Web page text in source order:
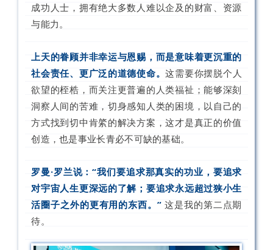
成功人士，拥有绝大多数人难以企及的财富、资源
与能力。
上天的眷顾并非幸运与恩赐，而是意味着更沉重的
社会责任、更广泛的道德使命。这需要你摆脱个人
欲望的桎梏，而关注更普遍的人类福祉；能够深刻
洞察人间的苦难，切身感知人类的困境，以自己的
方式找到切中肯綮的解决方案，这才是真正的价值
创造，也是事业长青必不可缺的基础。
罗曼·罗兰说：“我们要追求那真实的功业，要追求
对宇宙人生更深远的了解；要追求永远超过狭小生
活圈子之外的更有用的东西。”这是我的第二点期
待。